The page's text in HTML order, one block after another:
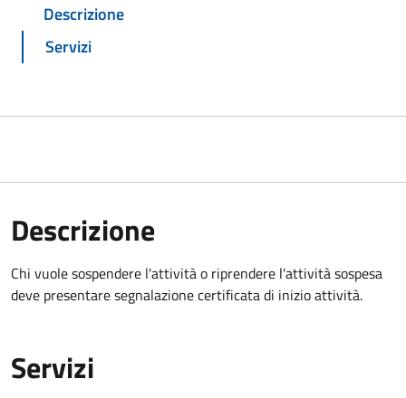
Descrizione
Servizi
Descrizione
Chi vuole sospendere l'attività o riprendere l'attività sospesa
deve presentare segnalazione certificata di inizio attività.
Servizi